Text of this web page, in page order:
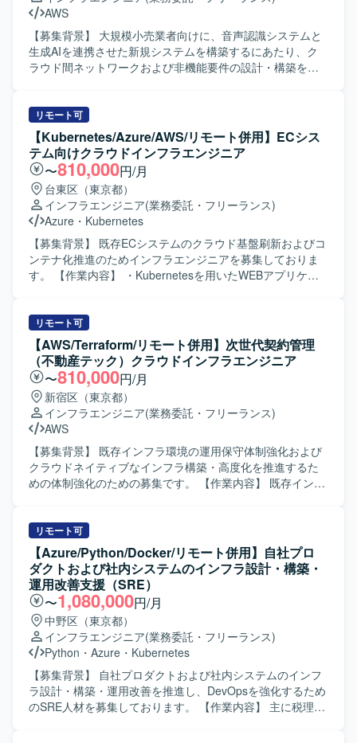
AWS
【募集背景】 大規模小売業者向けに、音声認識システムと
生成AIを連携させた新規システムを構築するにあたり、ク
ラウド間ネットワークおよび非機能要件の設計・構築をリ
ム連携を実現するためのインフラ基盤構築をご担当いただ
きます。AWS上の音声認識システムからAzure上の生成AIサ
ービスへ音声データを連携するため、マルチクラウド間ネ
ットワーク連携の設計・構築を実施していただきます。具
体的には、AWS側でのNLB構築とルーティング設計、Azure
側でのサブスクリプションおよびネットワーク、Azure
OpenAIサービスの構築、Private EndpointおよびPrivateLink
の設定などを行っていただきます。また、ルーティングや
DNS、セキュリティ関連の設定を含む非機能要件の設計・
構築や、統合基盤標準に基づく監視・セキュリティ設定、
エージェントインストールなども実施していただきます。
ったマルチベンダー間の調整業務も担っていただきます。
エンド側メンバーと共同で作業を進め、スケジュール管理
や技術的な支援、若手メンバーへの教育も行っていただき
ます。要件定義工程の結果を踏まえ、基本設計から試験ま
で一連の工程を推進していただく想定です。 【求める人物
像】 マルチクラウド環境におけるネットワーク設計・構築
に主体的に取り組み、要件整理から試験までを自走して推
進できる方を求めております。複数の関係者と協調しなが
ら、状況に応じて柔軟にコミュニケーションを取り、タス
クの優先度付けや進行管理を行える方です。若手メンバー
に対して技術面でのフォローや教育を行うことに意欲のあ
ことができ、マルチクラウド間ネットワークや非機能要件
設計など、インフラ領域における幅広い経験を積むことが
できます。要件整理から設計・構築・試験まで一貫して関
われるため、上流から下流までのスキルを強化できる環境
です。エンド側メンバーとの協働を通じて、技術だけでな
くマネジメントや教育の経験も得られます。 【開発環境】
AWS上の音声認識システム基盤とAzure上の生成AI基盤
（Azure OpenAI）を対象としたマルチクラウド構成となっ
ております。AWSではNLB、VPCエンドポイント、
PrivateLinkなどを利用し、Azureではサブスクリプションお
よび仮想ネットワーク、Private Endpoint、Azure OpenAIサ
ービスを組み合わせた構成を想定しております。監視・セ
リモート可
【Kubernetes/Azure/AWS/リモート併用】ECシス
テム向けクラウドインフラエンジニア
〜810,000円/月
台東区（東京都）
インフラエンジニア(業務委託・フリーランス)
Azure ・ Kubernetes
【募集背景】 既存ECシステムのクラウド基盤刷新およびコ
ンテナ化推進のためインフラエンジニアを募集しておりま
す。 【作業内容】 ・Kubernetesを用いたWEBアプリケー
ナ環境への移行計画の立案および実行を担当していただき
ます。 ・コンテナ化に伴う現在の運用フローと新規運用フ
ローの擦り合わせや調整を行い、運用しやすい環境へ整備
を推進していただきます。 【求める人物像】 ・社内エンジ
ニアや関係者と円滑にコミュニケーションを取りながら、
主体的に課題解決を進めていただける方を求めておりま
す。 ・クラウドやコンテナ技術の動向に関心を持ち、自ら
キャッチアップしていける方を歓迎いたします。 【ポジシ
ョンの魅力】 ・大規模ECシステムのクラウド・コンテナ基
盤の構築および移行に上流から関わることができ、インフ
ラアーキテクチャ設計や運用設計のスキルを高めていただ
【開発環境】 ・クラウド：Azure、AWS ・コンテナオーケ
ストレーション：Kubernetes ・構成管理／IaC：Terraform
等 ・CI/CD：コンテナ環境向けCI/CDパイプライン（詳細は
プロジェクト内ルールに準拠）
リモート可
【AWS/Terraform/リモート併用】次世代契約管理
（不動産テック）クラウドインフラエンジニア
〜810,000円/月
新宿区（東京都）
インフラエンジニア(業務委託・フリーランス)
AWS
【募集背景】 既存インフラ環境の運用保守体制強化および
クラウドネイティブなインフラ構築・高度化を推進するた
めの体制強化のための募集です。 【作業内容】 既存インフ
ティングや問い合わせ対応、Webアプリケーション
（Rails、Laravel、Spring）向けサーバー構築をTerraform
を用いたIaCで実施していただきます。また、AWSクロスア
カウント環境におけるネットワーク構築をTerraformで行
い、クラウドおよびオンプレミス環境のセキュリティ監視
と防御体制の設計・構築・運用を行っていただきます。加
えて、MTGへの参加、ドキュメント作成・レビュー、チケ
ットワークなど付随業務にも対応していただきます。 【求
める人物像】 クラウドネイティブなインフラ構築に主体的
に取り組み、IaCやコンテナ技術などモダンな技術の習得に
前向きな方を求めています。チームの一員としてコミュニ
ケーションを図りながら、自動化・標準化・ナレッジ蓄積
リモート可
【Azure/Python/Docker/リモート併用】自社プロ
ダクトおよび社内システムのインフラ設計・構築・
運用改善支援（SRE）
〜1,080,000円/月
中野区（東京都）
インフラエンジニア(業務委託・フリーランス)
Python ・ Azure ・ Kubernetes
【募集背景】 自社プロダクトおよび社内システムのインフ
ラ設計・構築・運用改善を推進し、DevOpsを強化するため
のSRE人材を募集しております。 【作業内容】 主に税理